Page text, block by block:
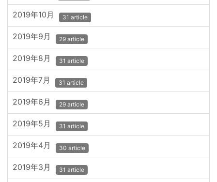
2019年10月 31 article
2019年9月 29 article
2019年8月 31 article
2019年7月 31 article
2019年6月 29 article
2019年5月 31 article
2019年4月 30 article
2019年3月 31 article